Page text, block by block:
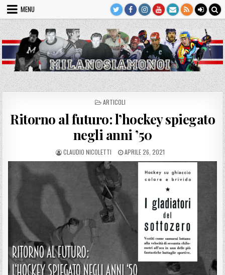
Skip
content
MENU
POSTED
ARTICOLI
Ritorno al futuro: l’hockey spiegato
negli anni ’50
AUTHOR:
CLAUDIO NICOLETTI
PUBLISHED
DATE:
APRILE 26, 2021